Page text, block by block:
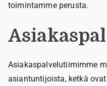
toimintamme perusta.
Asiakaspalvelutiimimme
asiantuntijoista, ketkä